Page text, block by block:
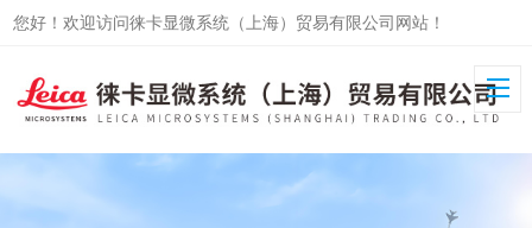
您好！欢迎访问徕卡显微系统（上海）贸易有限公司网站！